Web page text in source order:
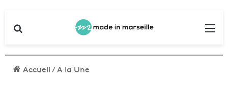
Accueil/A la Une